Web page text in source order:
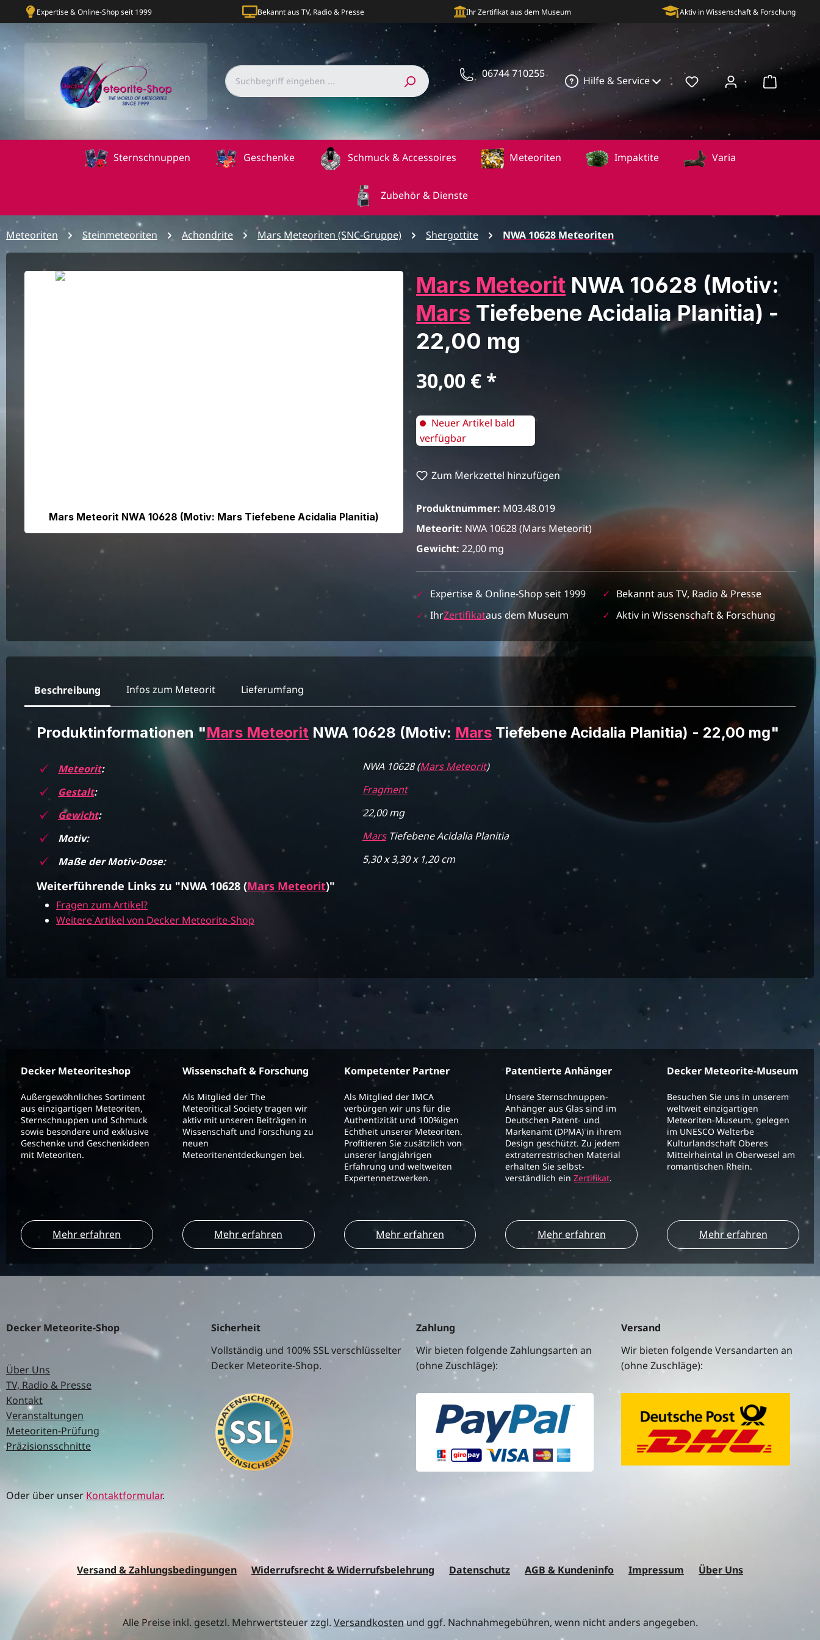
Expertise & Online-Shop seit 1999 Bekannt aus TV, Radio & Presse Ihr Zertifikat aus dem Museum Aktiv in Wissenschaft & Forschung
06744 710255
Hilfe & Service
Sternschnuppen Geschenke Schmuck & Accessoires Meteoriten Impaktite Varia
Zubehör & Dienste
Meteoriten Steinmeteoriten Achondrite Mars Meteoriten (SNC-Gruppe) Shergottite NWA 10628 Meteoriten
Bildergalerie überspringen
Mars Meteorit NWA 10628 (Motiv: Mars Tiefebene Acidalia Planitia)
Mars Meteorit NWA 10628 (Motiv:
Mars Tiefebene Acidalia Planitia) -
22,00 mg
Regulärer Preis:
30,00 €
Neuer Artikel bald
verfügbar
Zum Merkzettel hinzufügen
Produktnummer: M03.48.019
Meteorit: NWA 10628 (Mars Meteorit)
Gewicht: 22,00 mg
✓ Expertise & Online-Shop seit 1999 ✓ Bekannt aus TV, Radio & Presse
✓ IhrZertifikataus dem Museum ✓ Aktiv in Wissenschaft & Forschung
Beschreibung Infos zum Meteorit Lieferumfang
Produktinformationen "Mars Meteorit NWA 10628 (Motiv: Mars Tiefebene Acidalia Planitia) - 22,00 mg"
Meteorit: NWA 10628 (Mars Meteorit)
Gestalt:
Fragment
Gewicht:
22,00 mg
Motiv:
MarsTiefebene Acidalia Planitia
Maße der Motiv-Dose:
5,30 x 3,30 x 1,20 cm
Weiterführende Links zu "NWA 10628 (Mars Meteorit)"
Fragen zum Artikel?
Weitere Artikel von Decker Meteorite-Shop
Decker Meteoriteshop
Außergewöhnliches Sortiment
aus einzigartigen Meteoriten,
Sternschnuppen und Schmuck
sowie besondere und exklusive
Geschenke und Geschenkideen
mit Meteoriten.
Mehr erfahren
Wissenschaft & Forschung
Als Mitglied der The
Meteoritical Society tragen wir
aktiv mit unseren Beiträgen in
Wissenschaft und Forschung zu
neuen
Meteoritenentdeckungen bei.
Mehr erfahren
Kompetenter Partner
Als Mitglied der IMCA
verbürgen wir uns für die
Authentizität und 100%igen
Echtheit unserer Meteoriten.
Profitieren Sie zusätzlich von
unserer langjährigen
Erfahrung und weltweiten
Expertennetzwerken.
Mehr erfahren
Patentierte Anhänger
Unsere Sternschnuppen-
Anhänger aus Glas sind im
Deutschen Patent- und
Markenamt (DPMA) in ihrem
Design geschützt. Zu jedem
extraterrestrischen Material
erhalten Sie selbst-
verständlich einZertifikat.
Mehr erfahren
Decker Meteorite-Museum
Besuchen Sie uns in unserem
weltweit einzigartigen
Meteoriten-Museum, gelegen
im UNESCO Welterbe
Kulturlandschaft Oberes
Mittelrheintal in Oberwesel am
romantischen Rhein.
Mehr erfahren
Decker Meteorite-Shop
Über Uns
TV, Radio & Presse
Kontakt
Veranstaltungen
Meteoriten-Prüfung
Präzisionsschnitte
Oder über unser Kontaktformular.
Sicherheit
Vollständig und 100% SSL verschlüsselter
Decker Meteorite-Shop.
Zahlung
Wir bieten folgende Zahlungsarten an
(ohne Zuschläge):
Versand
Wir bieten folgende Versandarten an
(ohne Zuschläge):
Versand & Zahlungsbedingungen Widerrufsrecht & Widerrufsbelehrung Datenschutz AGB & Kundeninfo Impressum Über Uns
Alle Preise inkl. gesetzl. Mehrwertsteuer zzgl. Versandkostenund ggf. Nachnahmegebühren, wenn nicht anders angegeben.